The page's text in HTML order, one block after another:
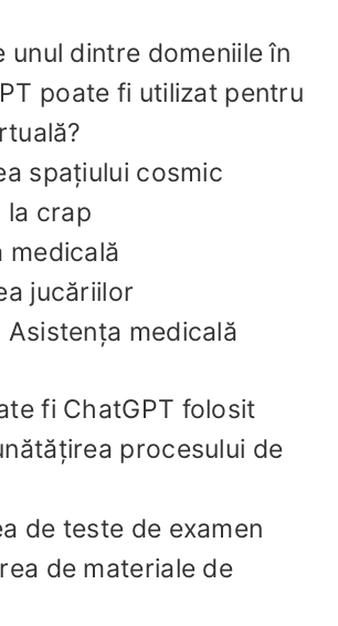
unul dintre domeniile în
poate fi utilizat pentru
spațiului cosmic
la crap
medicală
jucăriilor
Asistența medicală
fi ChatGPT folosit
procesului de
de teste de examen
de materiale de